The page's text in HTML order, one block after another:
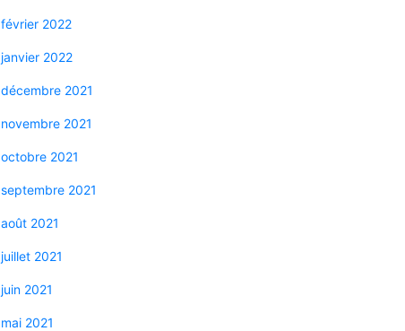
février 2022
janvier 2022
décembre 2021
novembre 2021
octobre 2021
septembre 2021
août 2021
juillet 2021
juin 2021
mai 2021